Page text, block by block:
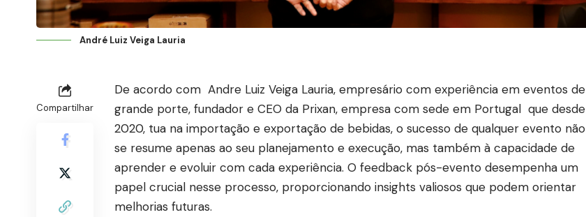
André Luiz Veiga Lauria
Compartilhar
De acordo com Andre Luiz Veiga Lauria, empresário com experiência em eventos de
grande porte, fundador e CEO da Prixan, empresa com sede em Portugal que desde
2020, tua na importação e exportação de bebidas, o sucesso de qualquer evento não
se resume apenas ao seu planejamento e execução, mas também à capacidade de
aprender e evoluir com cada experiência. O feedback pós-evento desempenha um
papel crucial nesse processo, proporcionando insights valiosos que podem orientar
melhorias futuras.